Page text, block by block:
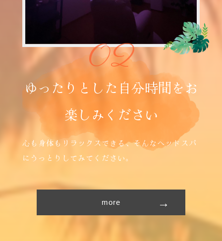
02
ゆっ た り と し た 自分時間をお
楽しみ く ださ い
心も身体もリラックスできる、そんなヘッドスパ
にうっとりしてみてください。
more